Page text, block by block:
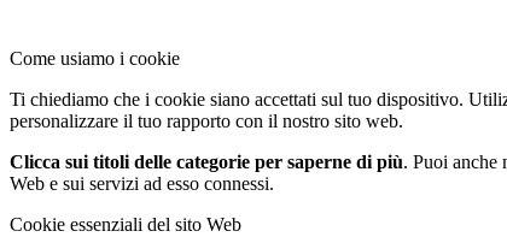
Come usiamo i cookie
Ti chiediamo che i cookie siano accettati sul tuo dispositivo.
personalizzare il tuo rapporto con il nostro sito web.
Clicca sui titoli delle categorie per saperne di più. Puoi anche
Web e sui servizi ad esso connessi.
Cookie essenziali del sito Web